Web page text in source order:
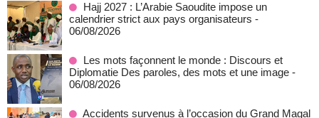
Hajj 2027 : L’Arabie Saoudite impose un
calendrier strict aux pays organisateurs -
06/08/2026
Les mots façonnent le monde : Discours et
Diplomatie Des paroles, des mots et une image -
06/08/2026
Accidents survenus à l’occasion du Grand Magal